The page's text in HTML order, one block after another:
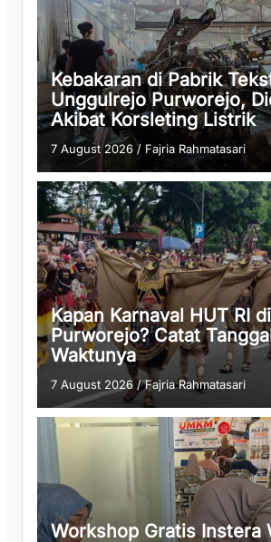
Kebakaran di Pabrik
Unggulrejo Purworejo,
Akibat Korsleting Listrik
7 August 2026/ Fajria Rahmatasari
Kapan Karnaval HUT RI di
Purworejo? Catat
Waktunya
7 August 2026 /Fajria Rahmatasari
Workshop Gratis Instera